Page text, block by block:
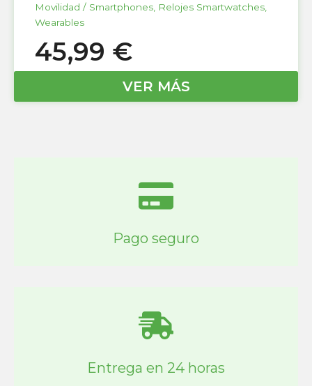
Movilidad / Smartphones Relojes Smartwatches
Wearables
45,99 €
VER MÁS
Pago seguro
Entrega en 24 horas